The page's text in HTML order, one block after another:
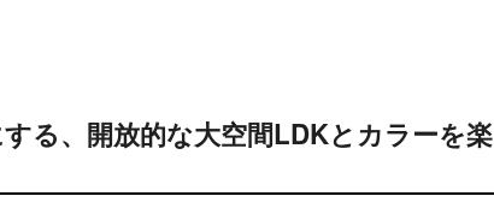
る、開放的な大空間LDKとカラーを楽